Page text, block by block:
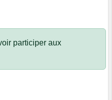
participer aux